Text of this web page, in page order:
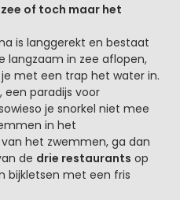
of toch maar het
is langgerekt en bestaat
langzaam in zee aflopen,
met een trap het water in.
een paradijs voor
je snorkel niet mee
in het
van het zwemmen, ga dan
de drie restaurants op
bijkletsen met een fris